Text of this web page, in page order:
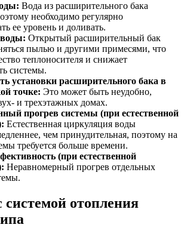
Вода из расширительного бака
необходимо регулярно
ее уровень и доливать.
воды: Открытый расширительный бак
пылью и другими примесями, что
теплоносителя и снижает
системы.
установки расширительного бака в
точке: Это может быть неудобно,
и трехэтажных домах.
прогрев системы (при естественной
Естественная циркуляция воды
чем принудительная, поэтому на
требуется больше времени.
(при естественной
Неравномерный прогрев отдельных
системой отопления